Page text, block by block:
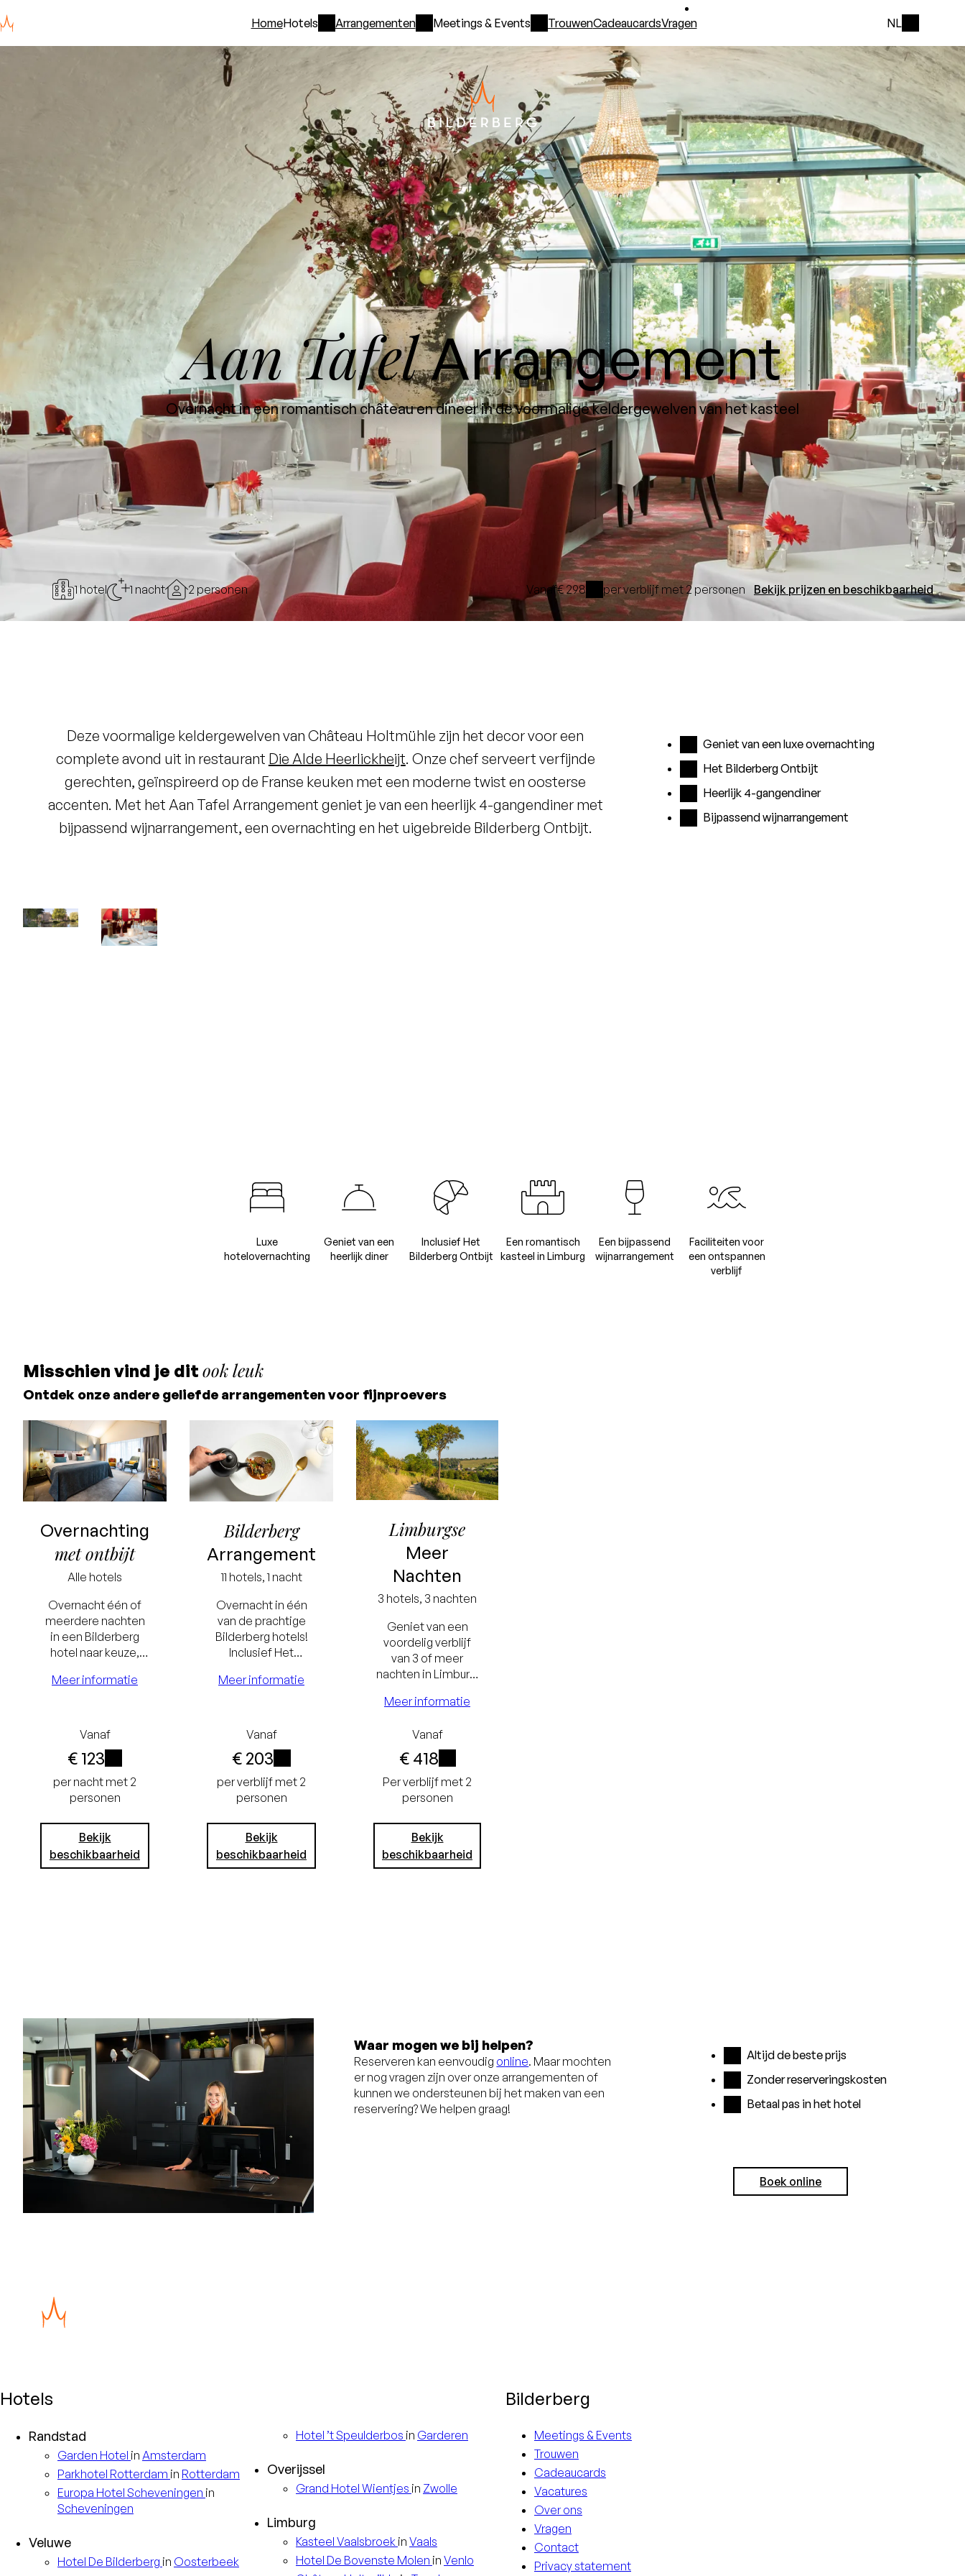
HomeHotels Arrangementen Meetings & Events TrouwenCadeaucardsVragen NL
Aan TafelArrangement
Overnacht in een romantisch château en dineer in de voormalige keldergewelven van het kasteel
1 hotel 1 nacht 2 personen Vanaf€ 298
i
aankomst
Geen creditcard nodig, u betaalt
in het hotel
per verblijf met 2 personen Bekijk prijzen en beschikbaarheid
Deze voormalige keldergewelven van Château Holtmühle zijn het decor voor een
complete avond uit in restaurant Die Alde Heerlickheijt. Onze chef serveert verfijnde
gerechten, geïnspireerd op de Franse keuken met een moderne twist en oosterse
accenten. Met het Aan Tafel Arrangement geniet je van een heerlijk 4-gangendiner met
bijpassend wijnarrangement, een overnachting en het uigebreide Bilderberg Ontbijt.
Geniet van een luxe overnachting
Het Bilderberg Ontbijt
Heerlijk 4-gangendiner
Bijpassend wijnarrangement
Luxe
hotelovernachting
Geniet van een
heerlijk diner
Inclusief Het
Bilderberg Ontbijt
Een romantisch
kasteel in Limburg
Een bijpassend
wijnarrangement
Faciliteiten voor
een ontspannen
verblijf
Misschien vind je dit ook leuk
Ontdek onze andere geliefde arrangementen voor fijnproevers
Overnachting
met ontbijt
Alle hotels
Overnacht één of
meerdere nachten
in een Bilderberg
hotel naar keuze,
Bilderberg Ontbijt.
Meer informatie
Vanaf
€ 123
i
Laagste
prijsgarantie
annuleren tot
24 uur voor
aankomst
creditcard
nodig, u
per nacht met 2
personen
Bekijk
beschikbaarheid
Bilderberg
Arrangement
11 hotels, 1 nacht
Overnacht in één
van de prachtige
Bilderberg hotels!
Inclusief Het
en een culinair diner.
Meer informatie
Vanaf
€ 203
i
Laagste
Gratis
annuleren tot
24 uur voor
Geen
creditcard
per verblijf met 2
personen
Bekijk
beschikbaarheid
Limburgse
Meer
Nachten
3 hotels, 3 nachten
Geniet van een
voordelig verblijf
van 3 of meer
nachten in Limburg.
verblijf, hoe groter
Meer informatie
Vanaf
€ 418
i
Laagste
prijsgarantie
Gratis
annuleren tot
24 uur voor
Geen
creditcard
10% voordeel
Bij een verblijf
van 4 nachten
Per verblijf met 2
personen
Bekijk
beschikbaarheid
Waar mogen we bij helpen?
Reserveren kan eenvoudig online. Maar mochten
er nog vragen zijn over onze arrangementen of
kunnen we ondersteunen bij het maken van een
reservering? We helpen graag!
Altijd de beste prijs
Zonder reserveringskosten
Betaal pas in het hotel
Boek online
Hotels
Randstad
Garden Hotel in Amsterdam
Parkhotel Rotterdam in Rotterdam
Europa Hotel Scheveningen in
Scheveningen
Veluwe
Hotel De Bilderberg in Oosterbeek
Hotel ’t Speulderbos in Garderen
Overijssel
Grand Hotel Wientjes in Zwolle
Limburg
Kasteel Vaalsbroek in Vaals
Hotel De Bovenste Molen in Venlo
Bilderberg
Meetings & Events
Trouwen
Cadeaucards
Vacatures
Over ons
Vragen
Contact
Privacy statement